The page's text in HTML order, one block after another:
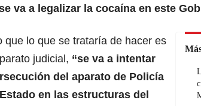
va a legalizar la cocaína en este
que lo que se trataría de hacer es
judicial, “se va a intentar
del aparato de Policía
en las estructuras del